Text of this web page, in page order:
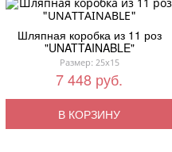
Шляпная коробка из 11 роз
"UNATTAINABLE"
Размер: 25x15
7 448 руб.
В КОРЗИНУ